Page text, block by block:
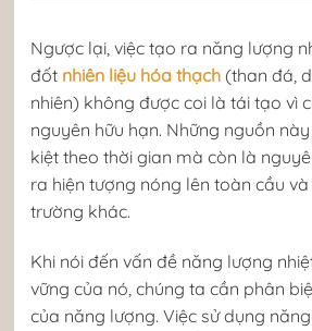
Ngược lại, việc tạo ra năng lượng
đốt nhiên liệu hóa thạch (than đá,
nhiên) không được coi là tái tạo vì
nguyên hữu hạn. Những nguồn
kiệt theo thời gian mà còn là
ra hiện tượng nóng lên toàn cầu
trường khác.
Khi nói đến vấn đề năng lượng
vững của nó, chúng ta cần phân
của năng lượng. Việc sử dụng